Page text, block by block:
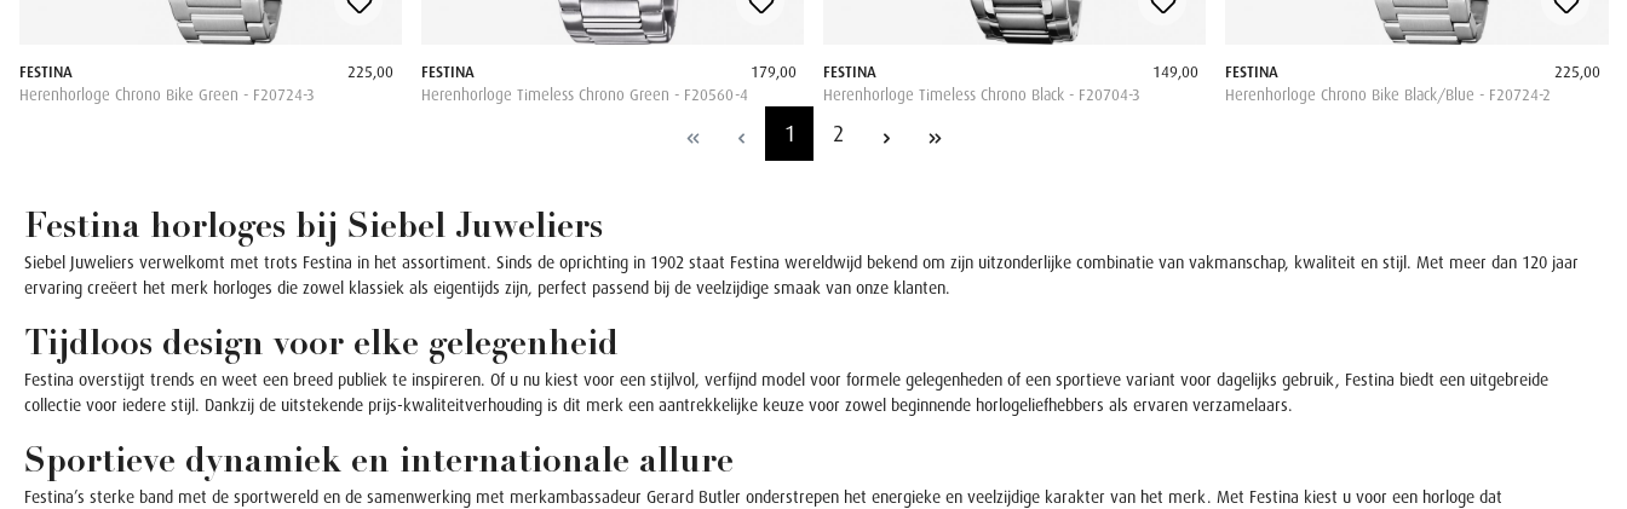
FESTINA
Herenhorloge Chrono Bike Green - F20724-3
225,00
FESTINA
Herenhorloge Timeless Chrono Green - F20560-4
179,00
FESTINA
Herenhorloge Timeless Chrono Black - F20704-3
149,00
FESTINA
Herenhorloge Chrono Bike Black/Blue - F20724-2
225,00
1 2
Festina horloges bij Siebel Juweliers
Siebel Juweliers verwelkomt met trots Festina in het assortiment. Sinds de oprichting in 1902 staat Festina wereldwijd bekend om zijn uitzonderlijke combinatie van vakmanschap, kwaliteit en stijl. Met meer dan 120 jaar
ervaring creëert het merk horloges die zowel klassiek als eigentijds zijn, perfect passend bij de veelzijdige smaak van onze klanten.
Tijdloos design voor elke gelegenheid
Festina overstijgt trends en weet een breed publiek te inspireren. Of u nu kiest voor een stijlvol, verfijnd model voor formele gelegenheden of een sportieve variant voor dagelijks gebruik, Festina biedt een uitgebreide
collectie voor iedere stijl. Dankzij de uitstekende prijs-kwaliteitverhouding is dit merk een aantrekkelijke keuze voor zowel beginnende horlogeliefhebbers als ervaren verzamelaars.
Sportieve dynamiek en internationale allure
Festina’s sterke band met de sportwereld en de samenwerking met merkambassadeur Gerard Butler onderstrepen het energieke en veelzijdige karakter van het merk. Met Festina kiest u voor een horloge dat